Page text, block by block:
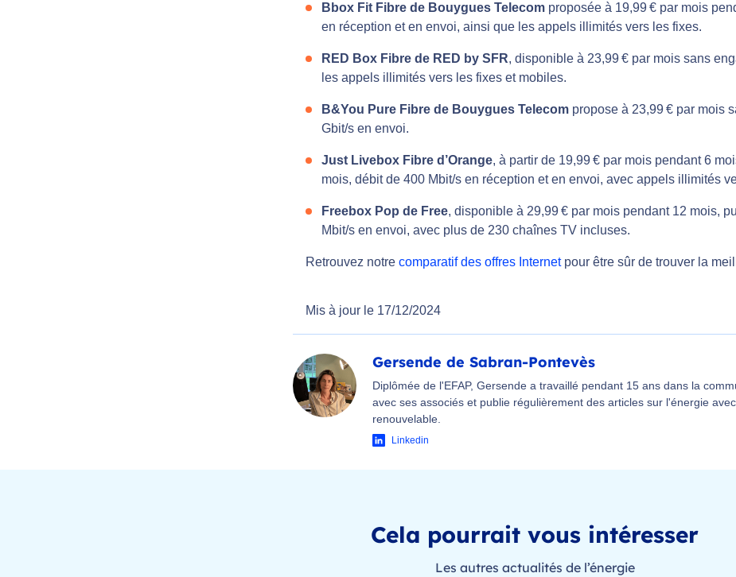
Bbox Fit Fibre de Bouygues Telecom proposée à 19,99 € par mois
en réception et en envoi, ainsi que les appels illimités vers les fixes.
RED Box Fibre de RED by SFR, disponible à 23,99 € par mois sans
les appels illimités vers les fixes et mobiles.
B&You Pure Fibre de Bouygues Telecom propose à 23,99 € par mois
Gbit/s en envoi.
Just Livebox Fibre d’Orange, à partir de 19,99 € par mois pendant 6
mois, débit de 400 Mbit/s en réception et en envoi, avec appels illimités
Freebox Pop de Free, disponible à 29,99 € par mois pendant 12 mois,
Mbit/s en envoi, avec plus de 230 chaînes TV incluses.
Retrouvez notre comparatif des offres Internetpour être sûr de trouver la
Mis à jour le 17/12/2024
Gersende de Sabran-Pontevès
Diplômée de l'EFAP, Gersende a travaillé pendant 15 ans dans la
avec ses associés et publie régulièrement des articles sur l'énergie
renouvelable.
Linkedin
Cela pourrait vous intéresser
Les autres actualités de l’énergie